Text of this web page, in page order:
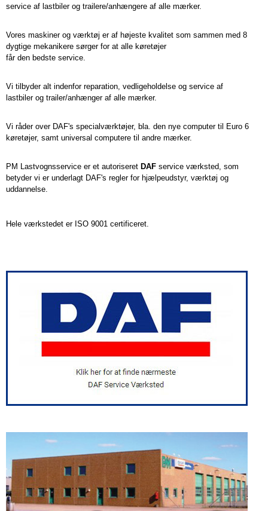
service af lastbiler og trailere/anhængere af alle mærker.
Vores maskiner og værktøj er af højeste kvalitet som sammen med 8
dygtige mekanikere sørger for at alle køretøjer
får den bedste service.
Vi tilbyder alt indenfor reparation, vedligeholdelse og service af
lastbiler og trailer/anhænger af alle mærker.
Vi råder over DAF's specialværktøjer, bla. den nye computer til Euro 6
køretøjer, samt universal computere til andre mærker.
PM Lastvognsservice er et autoriseret DAF service værksted, som
betyder vi er underlagt DAF's regler for hjælpeudstyr, værktøj og
uddannelse.
​Hele værkstedet er ISO 9001 certificeret.